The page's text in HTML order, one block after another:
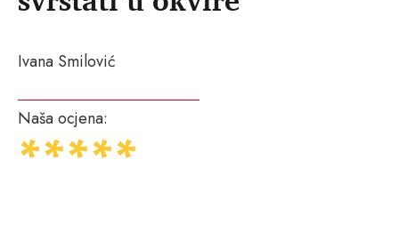
Ivana Smilović
Naša ocjena: